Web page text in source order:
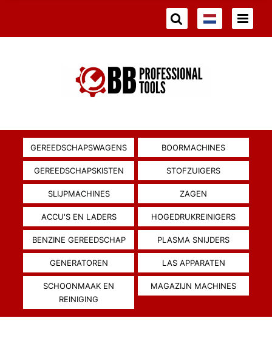
GEREEDSCHAPSWAGENS BOORMACHINES
GEREEDSCHAPSKISTEN STOFZUIGERS
SLIJPMACHINES ZAGEN
ACCU'S EN LADERS HOGEDRUKREINIGERS
BENZINE GEREEDSCHAP PLASMA SNIJDERS
GENERATOREN LAS APPARATEN
SCHOONMAAK EN
REINIGING
MAGAZIJN MACHINES